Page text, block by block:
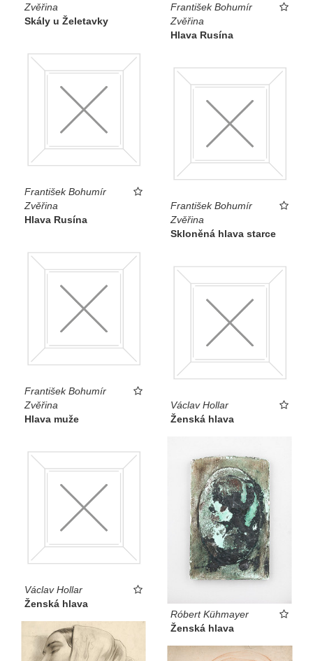
Zvěřina
Skály u Želetavky
František Bohumír
Zvěřina
Hlava Rusína
František Bohumír
Zvěřina
Hlava Rusína
František Bohumír
Zvěřina
Skloněná hlava starce
František Bohumír
Zvěřina
Hlava muže
Václav Hollar
Ženská hlava
Václav Hollar
Ženská hlava
Róbert Kühmayer
Ženská hlava